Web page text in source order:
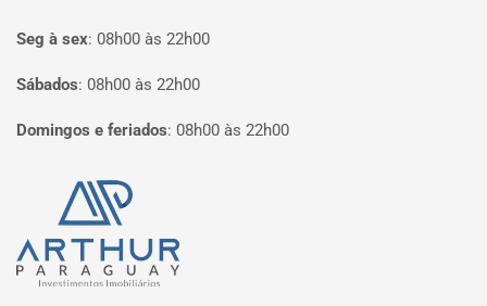
Seg à sex: 08h00 às 22h00
Sábados: 08h00 às 22h00
Domingos e feriados: 08h00 às 22h00
Página inicial